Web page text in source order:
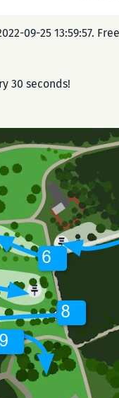
09-25 13:59:57.
30 seconds!